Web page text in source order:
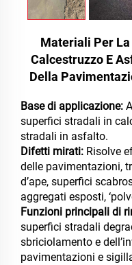
Materiali Per
Calcestruzzo E
Della
Base di applicazione:
superfici stradali in
stradali in asfalto.
Difetti mirati: Risolve
delle pavimentazioni,
d’ape, superfici
aggregati esposti,
Funzioni principali di
superfici stradali
sbriciolamento e
pavimentazioni e